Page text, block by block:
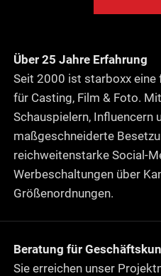
Über 25 Jahre Erfahrung
Seit 2000 ist starboxx eine
für Casting, Film & Foto.
Schauspielern, Influencern
maßgeschneiderte
reichweitenstarke Social-
Werbeschaltungen über
Größenordnungen.
Beratung für
Sie erreichen unser